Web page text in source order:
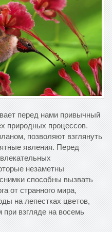
перед нами привычный
природных процессов.
позволяют взглянуть
явления. Перед
незаметны
способны вызвать
от странного мира,
на лепестках цветов,
при взгляде на восемь